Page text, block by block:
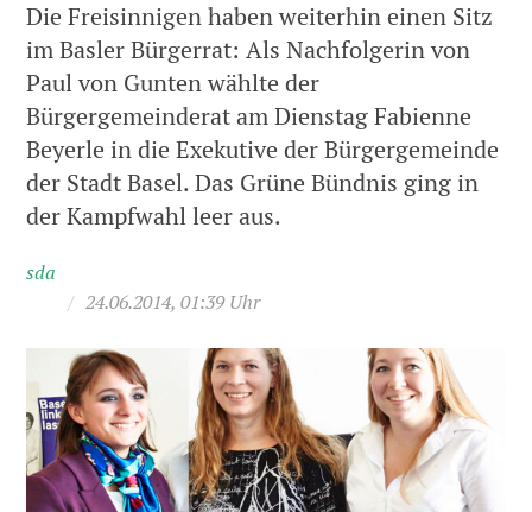
Die Freisinnigen haben weiterhin einen Sitz
im Basler Bürgerrat: Als Nachfolgerin von
Paul von Gunten wählte der
Bürgergemeinderat am Dienstag Fabienne
Beyerle in die Exekutive der Bürgergemeinde
der Stadt Basel. Das Grüne Bündnis ging in
der Kampfwahl leer aus.
sda
/ 24.06.2014, 01:39 Uhr